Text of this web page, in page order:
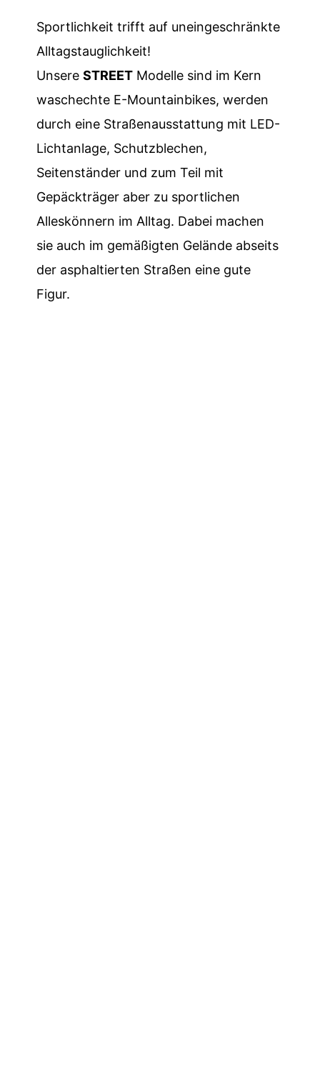
Sportlichkeit trifft auf uneingeschränkte
Alltagstauglichkeit!
Unsere STREETModelle sind im Kern
waschechte E-Mountainbikes, werden
durch eine Straßenausstattung mit LED-
Lichtanlage, Schutzblechen,
Seitenständer und zum Teil mit
Gepäckträger aber zu sportlichen
Alleskönnern im Alltag. Dabei machen
sie auch im gemäßigten Gelände abseits
der asphaltierten Straßen eine gute
Figur.